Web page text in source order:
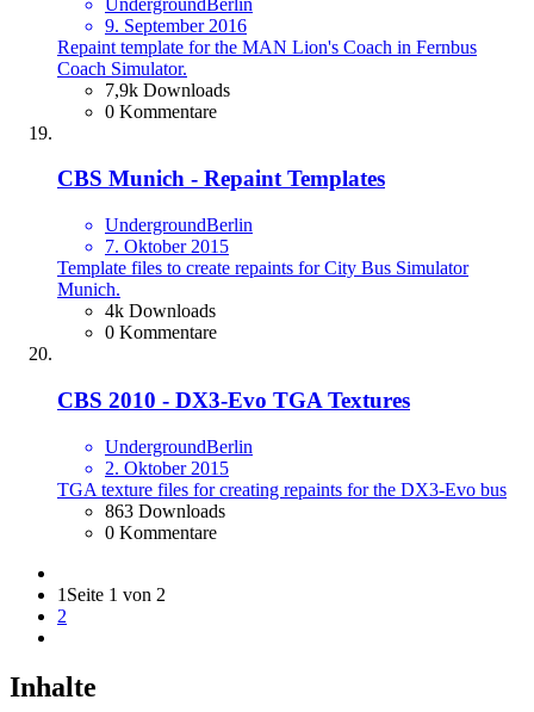
9. September 2016
Repaint template for the MAN Lion's Coach in Fernbus
Coach Simulator.
7,9k Downloads
0 Kommentare
CBS Munich - Repaint Templates
UndergroundBerlin
7. Oktober 2015
Template files to create repaints for City Bus Simulator
Munich.
4k Downloads
0 Kommentare
CBS 2010 - DX3-Evo TGA Textures
UndergroundBerlin
2. Oktober 2015
TGA texture files for creating repaints for the DX3-Evo bus
863 Downloads
0 Kommentare
1 Seite 1 von 2
2
Inhalte